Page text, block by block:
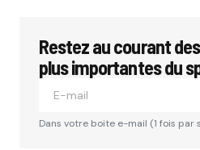
Votre adresse e-mail ne
champs obligatoires sont
Restez au courant
plus importantes du
Dans votre boite e-mail (1 fois par